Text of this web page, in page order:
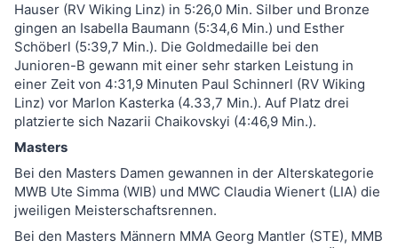
Hauser (RV Wiking Linz) in 5:26,0 Min. Silber und Bronze
gingen an Isabella Baumann (5:34,6 Min.) und Esther
Schöberl (5:39,7 Min.). Die Goldmedaille bei den
Junioren-B gewann mit einer sehr starken Leistung in
einer Zeit von 4:31,9 Minuten Paul Schinnerl (RV Wiking
Linz) vor Marlon Kasterka (4.33,7 Min.). Auf Platz drei
platzierte sich Nazarii Chaikovskyi (4:46,9 Min.).
Masters
Bei den Masters Damen gewannen in der Alterskategorie
MWB Ute Simma (WIB) und MWC Claudia Wienert (LIA) die
jweiligen Meisterschaftsrennen.
Bei den Masters Männern MMA Georg Mantler (STE), MMB